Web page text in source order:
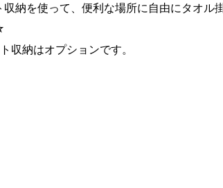
収納を使って、便利な場所に自由にタオル
収納はオプションです。